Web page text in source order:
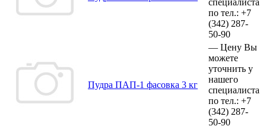
по тел.: +7
(342) 287-
50-90
Пудра ПАП-1 фасовка 3 кг
— Цену Вы
можете
уточнить у
нашего
специалиста
по тел.: +7
(342) 287-
50-90